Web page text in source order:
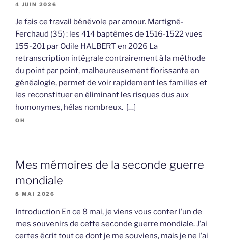
4 JUIN 2026
Je fais ce travail bénévole par amour. Martigné-
Ferchaud (35) : les 414 baptêmes de 1516-1522 vues
155-201 par Odile HALBERT en 2026 La
retranscription intégrale contrairement à la méthode
du point par point, malheureusement florissante en
généalogie, permet de voir rapidement les familles et
les reconstituer en éliminant les risques dus aux
homonymes, hélas nombreux. […]
OH
Mes mémoires de la seconde guerre
mondiale
8 MAI 2026
Introduction En ce 8 mai, je viens vous conter l’un de
mes souvenirs de cette seconde guerre mondiale. J’ai
certes écrit tout ce dont je me souviens, mais je ne l’ai